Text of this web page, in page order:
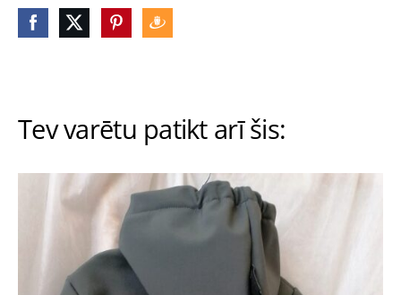
Tev varētu patikt arī šis: